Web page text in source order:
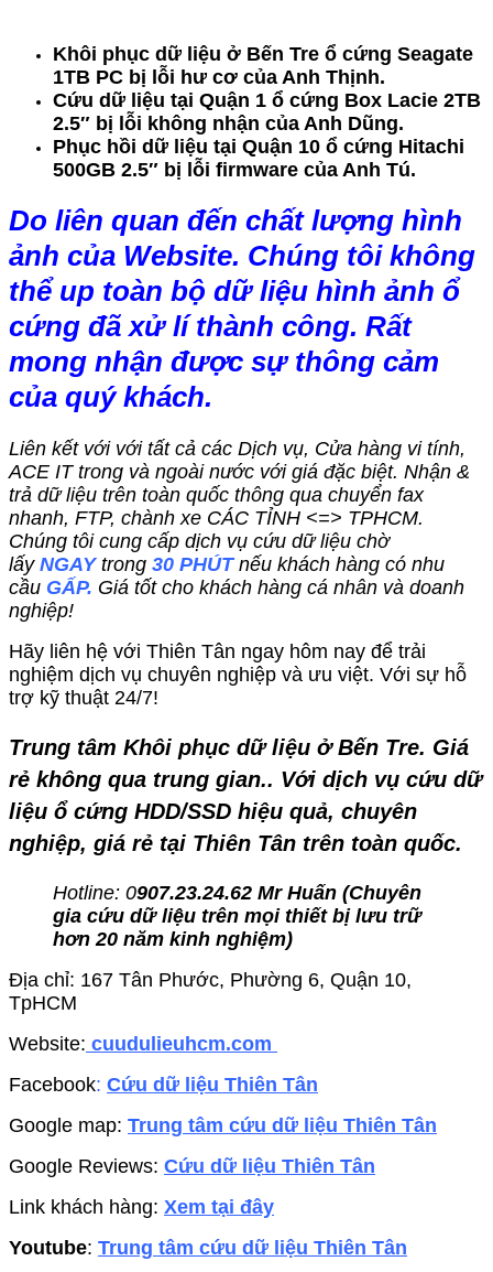
Khôi phục dữ liệu ở Bến Tre ổ cứng Seagate
1TB PC bị lỗi hư cơ của Anh Thịnh.
Cứu dữ liệu tại Quận 1 ổ cứng Box Lacie 2TB
2.5″ bị lỗi không nhận của Anh Dũng.
Phục hồi dữ liệu tại Quận 10 ổ cứng Hitachi
500GB 2.5″ bị lỗi firmware của Anh Tú.
Do liên quan đến chất lượng hình
ảnh của Website. Chúng tôi không
thể up toàn bộ dữ liệu hình ảnh ổ
cứng đã xử lí thành công. Rất
mong nhận được sự thông cảm
của quý khách.
Liên kết với với tất cả các Dịch vụ, Cửa hàng vi tính,
ACE IT trong và ngoài nước với giá đặc biệt. Nhận &
trả dữ liệu trên toàn quốc thông qua chuyển fax
nhanh, FTP, chành xe CÁC TỈNH <=> TPHCM.
Chúng tôi cung cấp dịch vụ cứu dữ liệu chờ
lấy NGAYtrong 30 PHÚTnếu khách hàng có nhu
cầu GẤP. Giá tốt cho khách hàng cá nhân và doanh
nghiệp!
Hãy liên hệ với Thiên Tân ngay hôm nay để trải
nghiệm dịch vụ chuyên nghiệp và ưu việt. Với sự hỗ
trợ kỹ thuật 24/7!
Trung tâm Khôi phục dữ liệu ở Bến Tre. Giá
rẻ không qua trung gian.. Với dịch vụ cứu dữ
liệu ổ cứng HDD/SSD hiệu quả, chuyên
nghiệp, giá rẻ tại Thiên Tân trên toàn quốc.
Hotline: 0907.23.24.62 Mr Huấn (Chuyên
gia cứu dữ liệu trên mọi thiết bị lưu trữ
hơn 20 năm kinh nghiệm)
Địa chỉ: 167 Tân Phước, Phường 6, Quận 10,
TpHCM
Website: cuudulieuhcm.com
Facebook: Cứu dữ liệu Thiên Tân
Google map: Trung tâm cứu dữ liệu Thiên Tân
Google Reviews: Cứu dữ liệu Thiên Tân
Link khách hàng: Xem tại đây
Youtube: Trung tâm cứu dữ liệu Thiên Tân